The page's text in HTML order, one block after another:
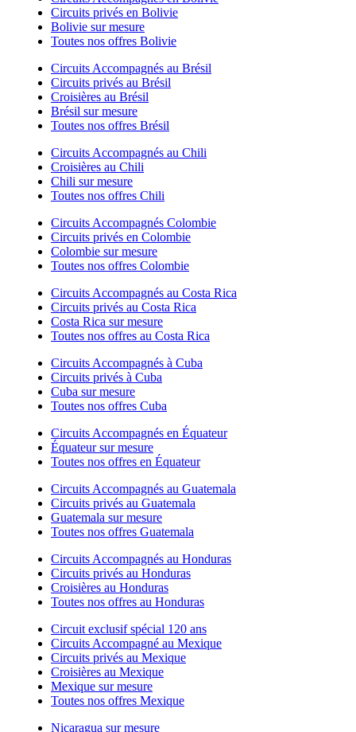
Circuits privés en Bolivie
Bolivie sur mesure
Toutes nos offres Bolivie
Circuits Accompagnés au Brésil
Circuits privés au Brésil
Croisières au Brésil
Brésil sur mesure
Toutes nos offres Brésil
Circuits Accompagnés au Chili
Croisières au Chili
Chili sur mesure
Toutes nos offres Chili
Circuits Accompagnés Colombie
Circuits privés en Colombie
Colombie sur mesure
Toutes nos offres Colombie
Circuits Accompagnés au Costa Rica
Circuits privés au Costa Rica
Costa Rica sur mesure
Toutes nos offres au Costa Rica
Circuits Accompagnés à Cuba
Circuits privés à Cuba
Cuba sur mesure
Toutes nos offres Cuba
Circuits Accompagnés en Équateur
Équateur sur mesure
Toutes nos offres en Équateur
Circuits Accompagnés au Guatemala
Circuits privés au Guatemala
Guatemala sur mesure
Toutes nos offres Guatemala
Circuits Accompagnés au Honduras
Circuits privés au Honduras
Croisières au Honduras
Toutes nos offres au Honduras
Circuit exclusif spécial 120 ans
Circuits Accompagné au Mexique
Circuits privés au Mexique
Croisières au Mexique
Mexique sur mesure
Toutes nos offres Mexique
Nicaragua sur mesure